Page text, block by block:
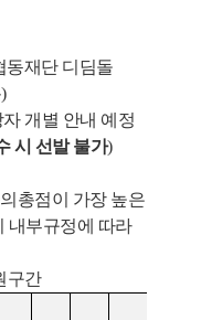
동재단 디딤돌
)
개별 안내 예정
시 선발 불가)
총점이 가장 높은
내부규정에 따라
구간